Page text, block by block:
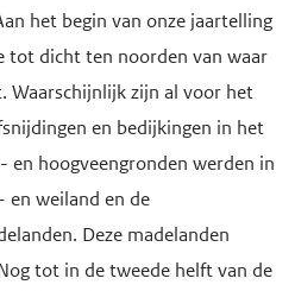
het begin van onze jaartelling
tot dicht ten noorden van waar
Waarschijnlijk zijn al voor het
en bedijkingen in het
en hoogveengronden werden in
en weiland en de
Deze madelanden
tot in de tweede helft van de